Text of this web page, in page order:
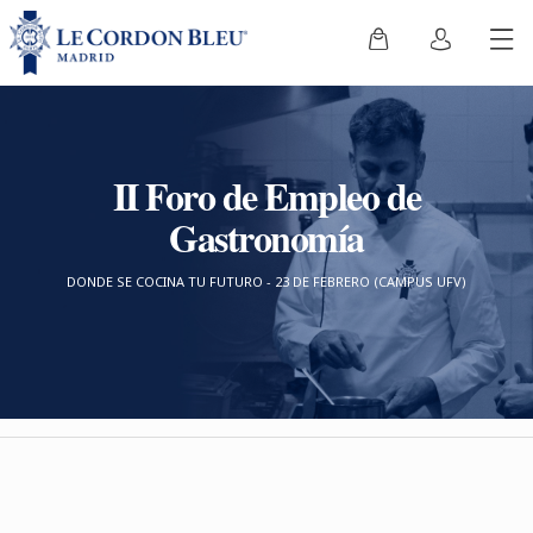
II Foro de Empleo de
Gastronomía
DONDE SE COCINA TU FUTURO - 23 DE FEBRERO (CAMPUS UFV)